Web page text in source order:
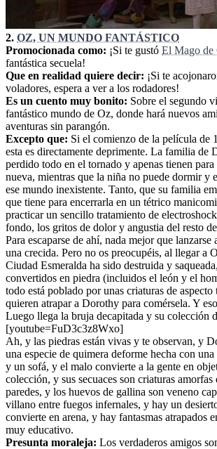
2. OZ, UN MUNDO FANTÁSTICO
Promocionada como: ¡Si te gustó El Mago de
fantástica secuela!
Que en realidad quiere decir: ¡Si te
voladores, espera a ver a los rodadores!
Es un cuento muy bonito: Sobre el segundo
fantástico mundo de Oz, donde hará nuevos
aventuras sin parangón.
Excepto que: Si el comienzo de la película de
esta es directamente deprimente. La familia de
perdido todo en el tornado y apenas tienen para
nueva, mientras que la niña no puede dormir y
ese mundo inexistente. Tanto, que su familia
que tiene para encerrarla en un tétrico
practicar un sencillo tratamiento de
fondo, los gritos de dolor y angustia del resto
Para escaparse de ahí, nada mejor que
una crecida. Pero no os preocupéis, al llegar a
Ciudad Esmeralda ha sido destruida y
convertidos en piedra (incluidos el león y el
todo está poblado por unas criaturas de
quieren atrapar a Dorothy para comérsela. Y
Luego llega la bruja decapitada y su colección
[youtube=FuD3c3z8Wxo]
Ah, y las piedras están vivas y te observan, y
una especie de quimera deforme hecha con
y un sofá, y el malo convierte a la gente en
colección, y sus secuaces son criaturas amorfas
paredes, y los huevos de gallina son veneno
villano entre fuegos infernales, y hay un
convierte en arena, y hay fantasmas atrapados
muy educativo.
Presunta moraleja: Los verdaderos amigos